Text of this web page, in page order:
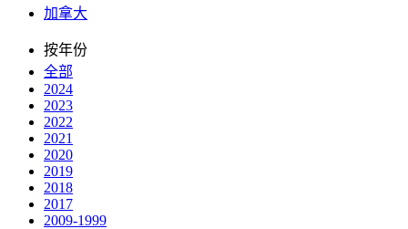
加拿大
按年份
全部
2024
2023
2022
2021
2020
2019
2018
2017
2009-1999